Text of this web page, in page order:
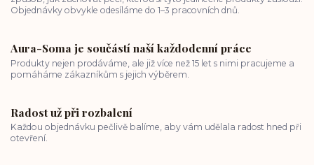
Objednávky obvykle odesíláme do 1–3 pracovních dnů.
Aura-Soma je součástí naší každodenní práce
Produkty nejen prodáváme, ale již více než 15 let s nimi pracujeme a
pomáháme zákazníkům s jejich výběrem.
Radost už při rozbalení
Každou objednávku pečlivě balíme, aby vám udělala radost hned při
otevření.